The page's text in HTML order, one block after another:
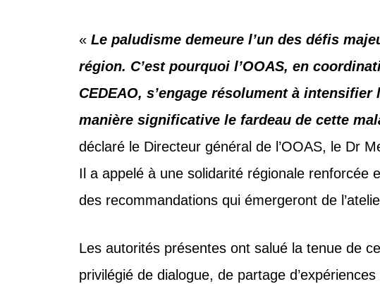
« Le paludisme demeure l’un des défis
région. C’est pourquoi l’OOAS, en
CEDEAO, s’engage résolument à
manière significative le fardeau de cette
déclaré le Directeur général de l’OOAS, le Dr
Il a appelé à une solidarité régionale
des recommandations qui émergeront de
Les autorités présentes ont salué la tenue de
privilégié de dialogue, de partage